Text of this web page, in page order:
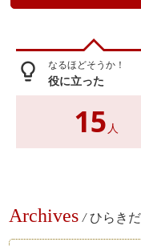
lightbulb_outline なるほどそうか！
役に立った
15 人
Archives / ひらき